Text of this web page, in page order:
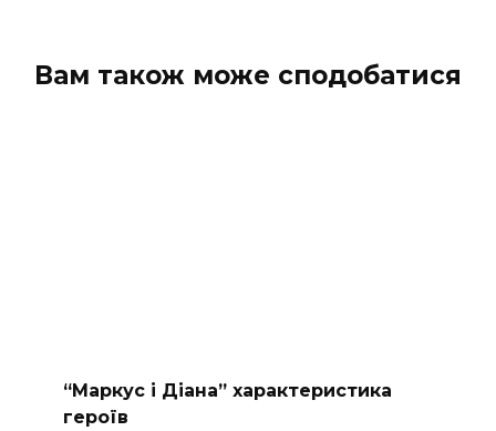
Вам також може сподобатися
“Маркус і Діана” характеристика
героїв